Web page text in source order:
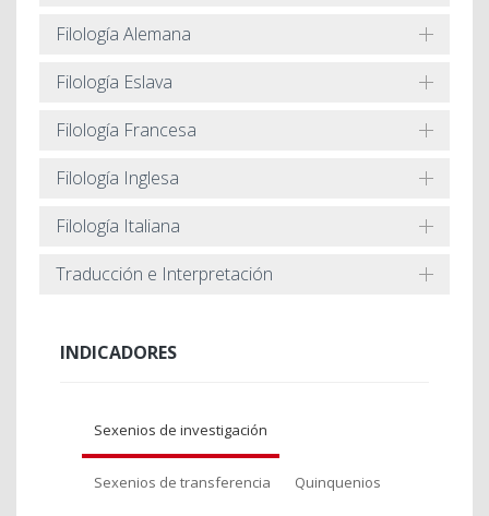
Filología Alemana
Filología Eslava
Filología Francesa
Filología Inglesa
Filología Italiana
Traducción e Interpretación
INDICADORES
Sexenios de investigación
Sexenios de transferencia Quinquenios